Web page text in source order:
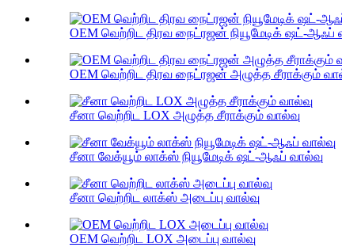
OEM வெற்றிட திரவ நைட்ரஜன் நியூமேடிக் ஷட்-ஆஃப்
OEM வெற்றிட திரவ நைட்ரஜன் அழுத்த சீராக்கும்
சீனா வெற்றிட LOX அழுத்த சீராக்கும் வால்வு
சீனா வேக்யூம் லாக்ஸ் நியூமேடிக் ஷட்-ஆஃப் வால்வு
சீனா வெற்றிட லாக்ஸ் அடைப்பு வால்வு
OEM வெற்றிட LOX அடைப்பு வால்வு